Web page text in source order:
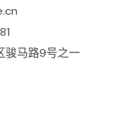
骏马路9号之一